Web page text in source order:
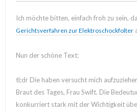
Ich möchte bitten, einfach froh zu sein,
Gerichtsverfahren zur Elektroschockfolter
Nun der schöne Text:
tl;dr Die haben versucht mich
Braut des Tages, Frau Swift. Die
konkurriert stark mit der Wichtigkeit